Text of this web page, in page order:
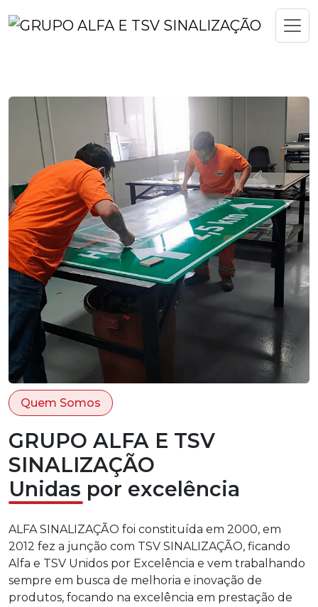
Quem Somos
GRUPO ALFA E TSV
SINALIZAÇÃO
Unidas por excelência
ALFA SINALIZAÇÃO foi constituída em 2000, em
2012 fez a junção com TSV SINALIZAÇÃO, ficando
Alfa e TSV Unidos por Excelência e vem trabalhando
sempre em busca de melhoria e inovação de
produtos, focando na excelência em prestação de